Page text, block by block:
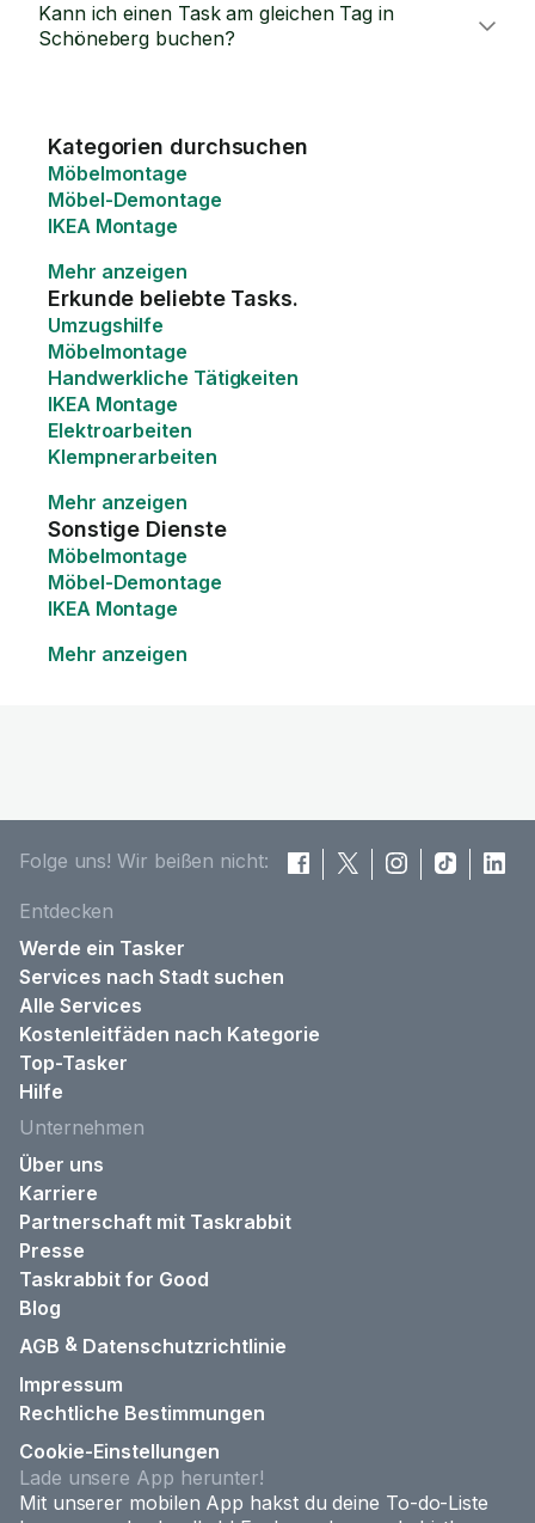
Kann ich einen Task am gleichen Tag in
Schöneberg buchen?
Kategorien durchsuchen
Möbelmontage
Möbel-Demontage
IKEA Montage
Mehr anzeigen
Erkunde beliebte Tasks.
Umzugshilfe
Möbelmontage
Handwerkliche Tätigkeiten
IKEA Montage
Elektroarbeiten
Klempnerarbeiten
Mehr anzeigen
Sonstige Dienste
Möbelmontage
Möbel-Demontage
IKEA Montage
Mehr anzeigen
Folge uns! Wir beißen nicht:
Entdecken
Werde ein Tasker
Services nach Stadt suchen
Alle Services
Kostenleitfäden nach Kategorie
Top-Tasker
Hilfe
Unternehmen
Über uns
Karriere
Partnerschaft mit Taskrabbit
Presse
Taskrabbit for Good
Blog
AGB & Datenschutzrichtlinie
Impressum
Rechtliche Bestimmungen
Cookie-Einstellungen
Lade unsere App herunter!
Mit unserer mobilen App hakst du deine To-do-Liste